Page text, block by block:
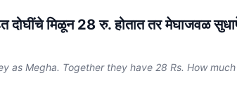
दोघींचे मिळून 28 रु. होतात तर मेघाजवळ
as Megha. Together they have 28 Rs. How